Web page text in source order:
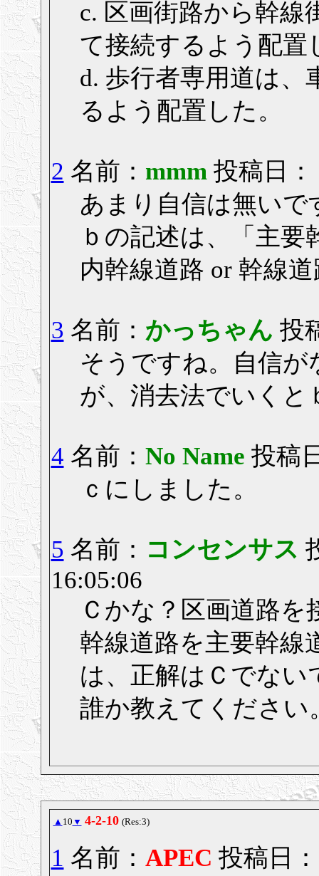
c. 区画街路から幹線
て接続するよう配置
d. 歩行者専用道は
るよう配置した。
2 名前： mmm 投稿日：
あまり自信は無い
ｂの記述は、「主
内幹線道路 or 幹線
3 名前： かっちゃん 投
そうですね。自信
が、消去法でいくと
4 名前： No Name 投稿
ｃにしました。
5 名前： コンセンサス
16:05:06
Ｃかな？区画道路
幹線道路を主要幹線
は、正解はＣでない
誰か教えてください
▲ 10 ▼ 4-2-10 (Res:3)
1 名前： APEC 投稿日